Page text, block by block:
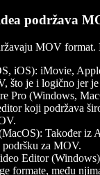
podržava
MOV format.
iOS): iMovie,
što je i logično jer
Pro (Windows,
koji podržava
: Također iz
podršku za MOV.
Editor (Windows)
formate, među